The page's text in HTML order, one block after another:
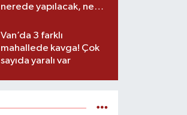
nerede yapılacak, ne
Van’da 3 farklı
mahallede kavga! Çok
sayıda yaralı var